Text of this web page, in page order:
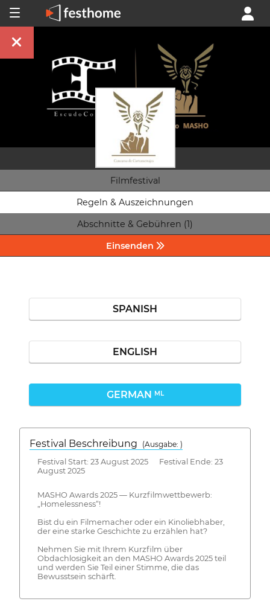
Filmfestival
Regeln & Auszeichnungen
Abschnitte & Gebühren (1)
Einsenden
SPANISH
ENGLISH
GERMAN ML
Festival Beschreibung
(Ausgabe: )
Festival Start: 23 August 2025 Festival Ende: 23
August 2025
MASHO Awards 2025 — Kurzfilmwettbewerb:
„Homelessness“!
Bist du ein Filmemacher oder ein Kinoliebhaber,
der eine starke Geschichte zu erzählen hat?
Nehmen Sie mit Ihrem Kurzfilm über
Obdachlosigkeit an den MASHO Awards 2025 teil
und werden Sie Teil einer Stimme, die das
Bewusstsein schärft.